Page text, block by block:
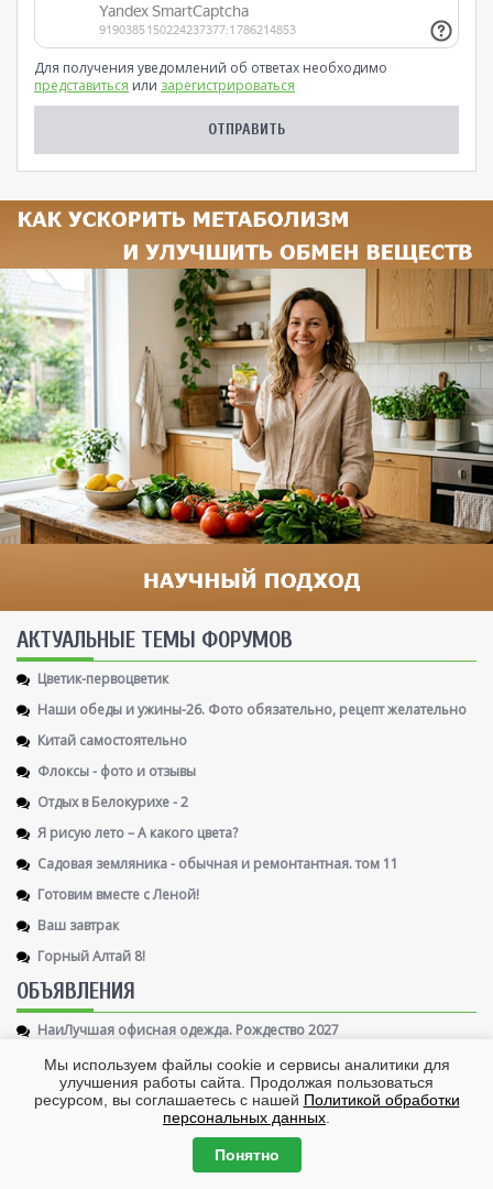
Для получения уведомлений об ответах необходимо
представиться или зарегистрироваться
AКТУАЛЬНЫЕ ТЕМЫ ФОРУМОВ
Цветик-первоцветик
Наши обеды и ужины-26. Фото обязательно, рецепт желательно
Китай самостоятельно
Флоксы - фото и отзывы
Отдых в Белокурихе - 2
Я рисую лето – А какого цвета?
Садовая земляника - обычная и ремонтантная. том 11
Готовим вместе с Леной!
Ваш завтрак
Горный Алтай 8!
ОБЪЯВЛЕНИЯ
НаиЛучшая офисная одежда. Рождество 2027
🌹🌹🌹ОДЕВАЕМСЯ МОДНО ВМЕСТЕ С НАМИ! СтильнаЯ
БелоруссиЯ‼
Дачный арсенал - всё для красоты и урожая!
Оригинальный парфюм! РАСПИВ! Элитный, нишевый, люкс Цена
НаТаЛи *СимаЛенд СТОП 10.08*S-Style*СаДоВоД СТОП 9.08-
Мы используем файлы cookie и сервисы аналитики для
улучшения работы сайта. Продолжая пользоваться
ресурсом, вы соглашаетесь с нашей Политикой обработки
персональных данных
Понятно